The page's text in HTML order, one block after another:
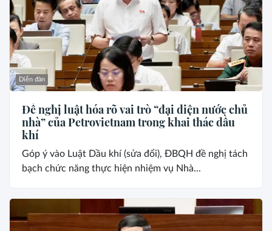
Diễn đàn
Đề nghị luật hóa rõ vai trò “đại diện nước chủ
nhà” của Petrovietnam trong khai thác dầu
khí
Góp ý vào Luật Dầu khí (sửa đổi), ĐBQH đề nghị tách
bạch chức năng thực hiện nhiệm vụ Nhà...